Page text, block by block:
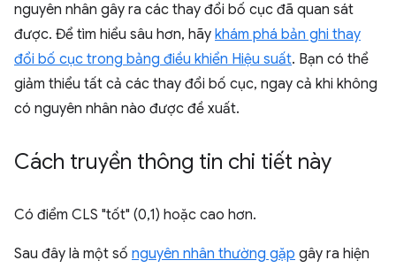
nguyên nhân gây ra các thay đổi bố cục đã quan sát
được. Để tìm hiểu sâu hơn, hãy khám phá bản ghi thay
đổi bố cục trong bảng điều khiển Hiệu suất. Bạn có thể
giảm thiểu tất cả các thay đổi bố cục, ngay cả khi không
có nguyên nhân nào được đề xuất.
Cách truyền thông tin chi tiết này
Có điểm CLS "tốt" (0,1) hoặc cao hơn.
Sau đây là một số nguyên nhân thường gặp gây ra hiện